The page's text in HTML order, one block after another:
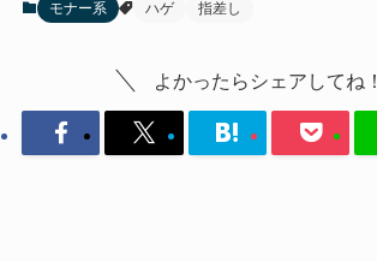
モナー系 ハゲ 指差し
よかったらシェアしてね！